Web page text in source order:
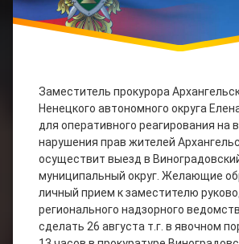
Заместитель прокурора
Ненецкого автономного округа
для оперативного реагирования на
нарушения прав жителей
осуществит выезд в
муниципальный округ. Желающие
личный прием к заместителю
регионального надзорного
сделать 26 августа т.г. в явочном